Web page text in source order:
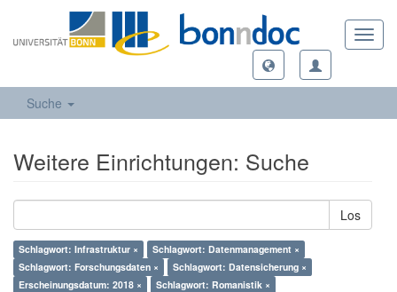
Suche
Weitere Einrichtungen: Suche
Los
Schlagwort: Infrastruktur ×
Schlagwort: Datenmanagement ×
Schlagwort: Forschungsdaten ×
Schlagwort: Datensicherung ×
Erscheinungsdatum: 2018 ×
Schlagwort: Romanistik ×